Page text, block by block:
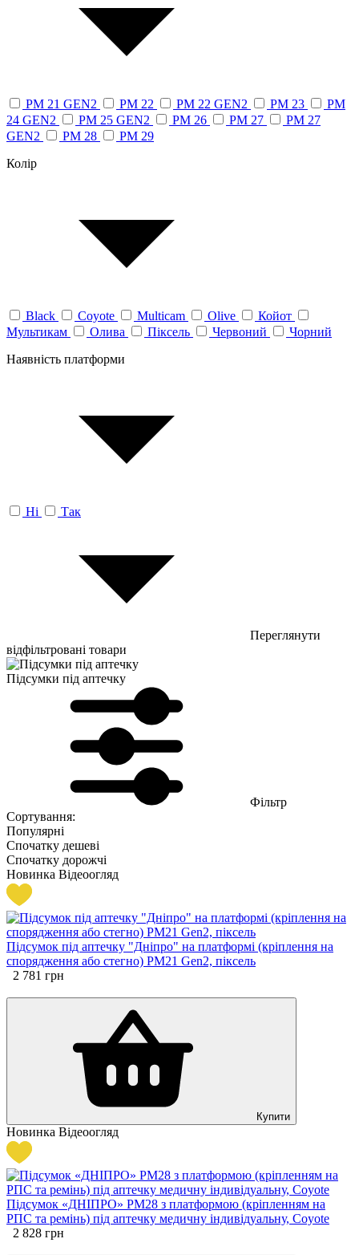
PM 21 GEN2 PM 22 PM 22 GEN2 PM 23
PM
24 GEN2
PM 25 GEN2 PM 26 PM 27
PM 27
GEN2
PM 28
PM 29
Колір
Black Coyote Multicam Olive
Койот
Мультикам
Олива Піксель Червоний
Чорний
Наявність платформи
Ні Так
Переглянути
відфільтровані товари
Підсумки під аптечку
Фільтр
Сортування:
Популярні
Спочатку дешеві
Спочатку дорожчі
Новинка Відеоогляд
Підсумок під аптечку "Дніпро" на платформі (кріплення на
спорядження або стегно) PM21 Gen2, піксель
2 781 грн
Купити
Новинка Відеоогляд
Підсумок «ДНІПРО» PM28 з платформою (кріпленням на
РПС та ремінь) під аптечку медичну індивідуальну, Coyote
2 828 грн